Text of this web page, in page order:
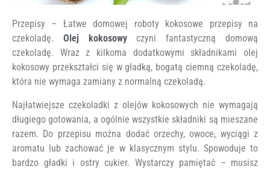
Przepisy – Łatwe domowej roboty kokosowe przepisy na
czekoladę. Olej kokosowyczyni fantastyczną domową
czekoladę. Wraz z kilkoma dodatkowymi składnikami olej
kokosowy przekształci się w gładką, bogatą ciemną czekoladę,
która nie wymaga zamiany z normalną czekoladą.
Najłatwiejsze czekoladki z olejów kokosowych nie wymagają
długiego gotowania, a ogólnie wszystkie składniki są mieszane
razem. Do przepisu można dodać orzechy, owoce, wyciągi z
aromatu lub zachować je w klasycznym stylu. Spowoduje to
bardzo gładki i ostry cukier. Wystarczy pamiętać – musisz